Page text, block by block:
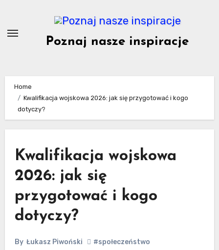
content
Poznaj nasze inspiracje
Home
Kwalifikacja wojskowa 2026: jak się przygotować i kogo
dotyczy?
Kwalifikacja wojskowa
2026: jak się
przygotować i kogo
dotyczy?
By Łukasz Piwoński #społeczeństwo